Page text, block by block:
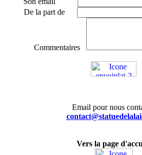
De la part de
Commentaires
Email pour nous
Vers la page